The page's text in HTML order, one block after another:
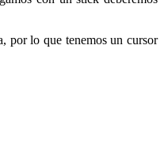
por lo que tenemos un cursor